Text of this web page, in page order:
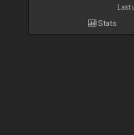
Last
Stats